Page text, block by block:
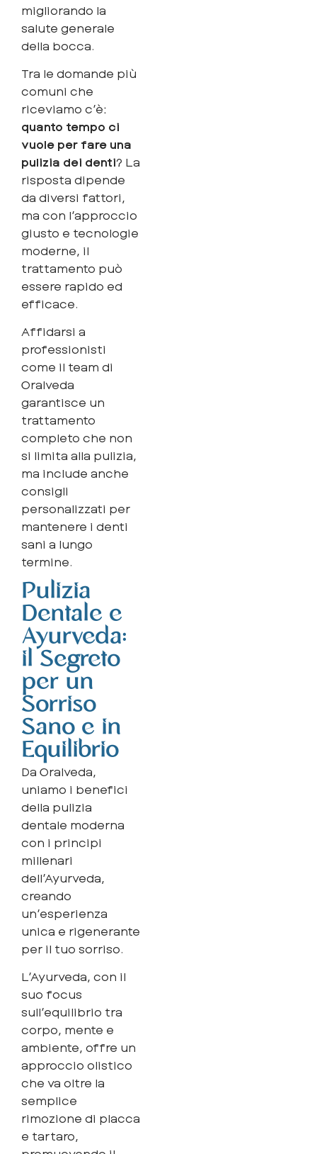
migliorando la
salute generale
della bocca.
Tra le domande più
comuni che
riceviamo c’è:
quanto tempo ci
vuole per fare una
pulizia dei denti? La
risposta dipende
da diversi fattori,
ma con l’approccio
giusto e tecnologie
moderne, il
trattamento può
essere rapido ed
efficace.
Affidarsi a
professionisti
come il team di
Oralveda
garantisce un
trattamento
completo che non
si limita alla pulizia,
ma include anche
consigli
personalizzati per
mantenere i denti
sani a lungo
termine.
Pulizia
Dentale e
Ayurveda:
il Segreto
per un
Sorriso
Sano e in
Equilibrio
Da Oralveda,
uniamo i benefici
della pulizia
dentale moderna
con i principi
millenari
dell’Ayurveda,
creando
un’esperienza
unica e rigenerante
per il tuo sorriso.
L’Ayurveda, con il
suo focus
sull’equilibrio tra
corpo, mente e
ambiente, offre un
approccio olistico
che va oltre la
semplice
rimozione di placca
e tartaro,